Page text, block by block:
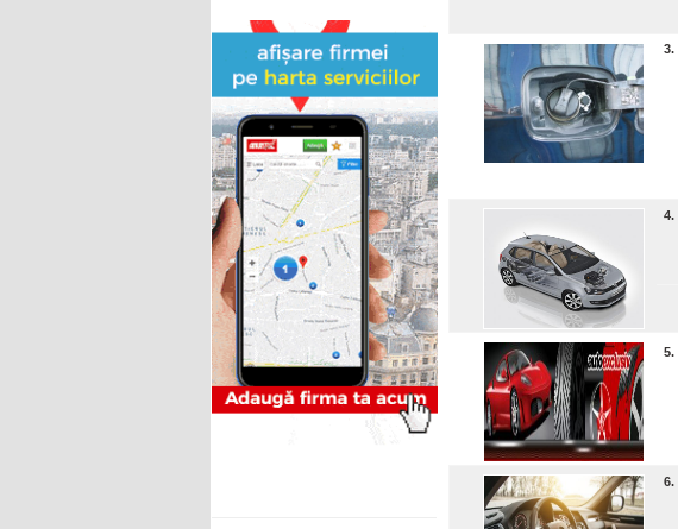
3.
4.
5.
6.